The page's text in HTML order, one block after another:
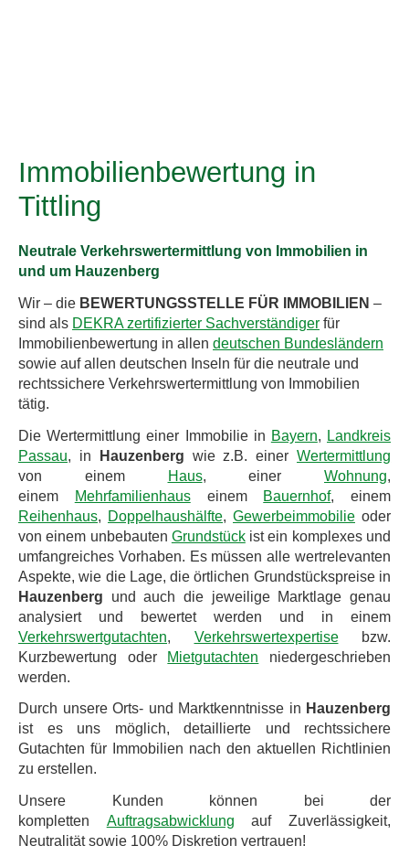
Immobilienbewertung in
Tittling
Neutrale Verkehrswertermittlung von Immobilien in
und um Hauzenberg
Wir – die BEWERTUNGSSTELLE FÜR IMMOBILIEN –
sind als DEKRA zertifizierter Sachverständiger für
Immobilienbewertung in allen deutschen Bundesländern
sowie auf allen deutschen Inseln für die neutrale und
rechtssichere Verkehrswertermittlung von Immobilien
tätig.
Die Wertermittlung einer Immobilie in Bayern, Landkreis
Passau, in Hauzenberg wie z.B. einerWertermittlung
von einem
Haus, einer Wohnung,
einem
Mehrfamilienhauseinem Bauernhof, einem
Reihenhaus, Doppelhaushälfte, Gewerbeimmobilie oder
von einem unbebauten Grundstückist ein komplexes und
umfangreiches Vorhaben. Es müssen alle wertrelevanten
Aspekte, wie die Lage, die örtlichen Grundstückspreise in
Hauzenberg und auch die jeweilige Marktlage genau
analysiert und bewertet werden und in einem
Verkehrswertgutachten, Verkehrswertexpertisebzw.
Kurzbewertung oder Mietgutachten niedergeschrieben
werden.
Durch unsere Orts- und Marktkenntnisse in Hauzenberg
ist es uns möglich, detaillierte und rechtssichere
Gutachten für Immobilien nach den aktuellen Richtlinien
zu erstellen.
Unsere Kunden können bei der
kompletten Auftragsabwicklung auf Zuverlässigkeit,
Neutralität sowie 100% Diskretion vertrauen!